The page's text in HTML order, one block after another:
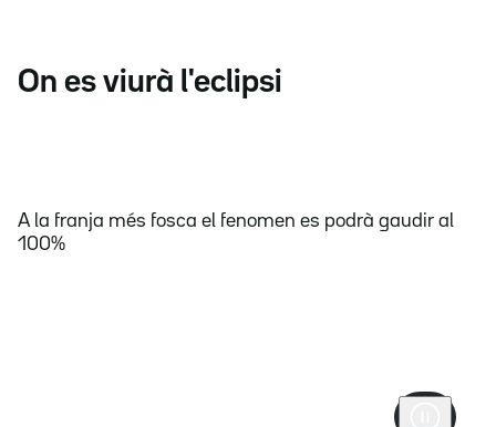
On es viurà l'eclipsi
A la franja més fosca el fenomen es podrà gaudir al
100%